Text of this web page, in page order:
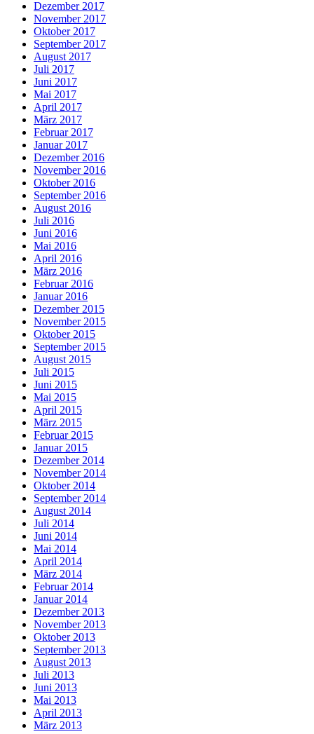
Dezember 2017
November 2017
Oktober 2017
September 2017
August 2017
Juli 2017
Juni 2017
Mai 2017
April 2017
März 2017
Februar 2017
Januar 2017
Dezember 2016
November 2016
Oktober 2016
September 2016
August 2016
Juli 2016
Juni 2016
Mai 2016
April 2016
März 2016
Februar 2016
Januar 2016
Dezember 2015
November 2015
Oktober 2015
September 2015
August 2015
Juli 2015
Juni 2015
Mai 2015
April 2015
März 2015
Februar 2015
Januar 2015
Dezember 2014
November 2014
Oktober 2014
September 2014
August 2014
Juli 2014
Juni 2014
Mai 2014
April 2014
März 2014
Februar 2014
Januar 2014
Dezember 2013
November 2013
Oktober 2013
September 2013
August 2013
Juli 2013
Juni 2013
Mai 2013
April 2013
März 2013